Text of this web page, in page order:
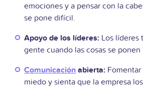
emociones y a pensar con la
se pone difícil.
Apoyo de los líderes: Los líderes
gente cuando las cosas se
Comunicación abierta:
miedo y sienta que la empresa